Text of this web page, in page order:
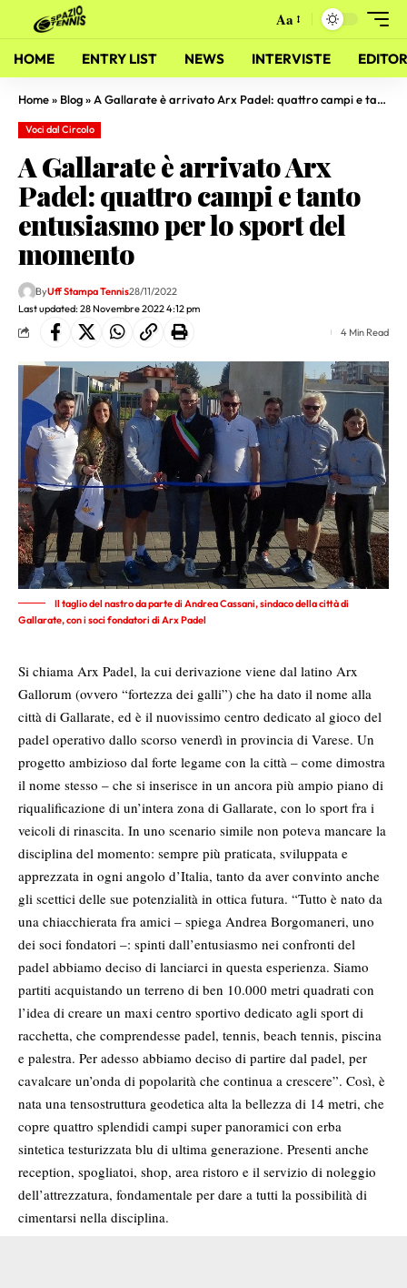
Aa
HOME ENTRY LIST NEWS INTERVISTE
Home» Blog» A Gallarate è arrivato Arx Padel: quattro campi e tanto entusiasmo per lo sport del momento
Voci dal Circolo
A Gallarate è arrivato Arx
Padel: quattro campi e tanto
entusiasmo per lo sport del
momento
Last updated: 28 Novembre 2022 4:12 pm
ByUff Stampa Tennis28/11/2022
4 Min Read
Il taglio del nastro da parte di Andrea Cassani, sindaco della città di
Gallarate, con i soci fondatori di Arx Padel
Si chiama Arx Padel, la cui derivazione viene dal latino Arx
Gallorum (ovvero “fortezza dei galli”) che ha dato il nome alla
città di Gallarate, ed è il nuovissimo centro dedicato al gioco del
padel operativo dallo scorso venerdì in provincia di Varese. Un
progetto ambizioso dal forte legame con la città – come dimostra
il nome stesso – che si inserisce in un ancora più ampio piano di
riqualificazione di un’intera zona di Gallarate, con lo sport fra i
veicoli di rinascita. In uno scenario simile non poteva mancare la
disciplina del momento: sempre più praticata, sviluppata e
apprezzata in ogni angolo d’Italia, tanto da aver convinto anche
gli scettici delle sue potenzialità in ottica futura. “Tutto è nato da
una chiacchierata fra amici – spiega Andrea Borgomaneri, uno
dei soci fondatori –: spinti dall’entusiasmo nei confronti del
padel abbiamo deciso di lanciarci in questa esperienza. Siamo
partiti acquistando un terreno di ben 10.000 metri quadrati con
l’idea di creare un maxi centro sportivo dedicato agli sport di
racchetta, che comprendesse padel, tennis, beach tennis, piscina
e palestra. Per adesso abbiamo deciso di partire dal padel, per
cavalcare un’onda di popolarità che continua a crescere”. Così, è
nata una tensostruttura geodetica alta la bellezza di 14 metri, che
copre quattro splendidi campi super panoramici con erba
sintetica testurizzata blu di ultima generazione. Presenti anche
reception, spogliatoi, shop, area ristoro e il servizio di noleggio
dell’attrezzatura, fondamentale per dare a tutti la possibilità di
cimentarsi nella disciplina.